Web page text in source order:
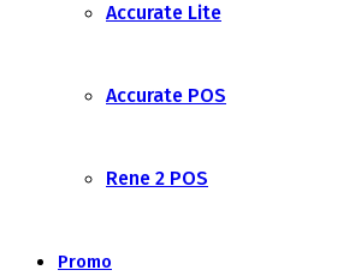
Accurate Lite
Accurate POS
Rene 2 POS
Promo